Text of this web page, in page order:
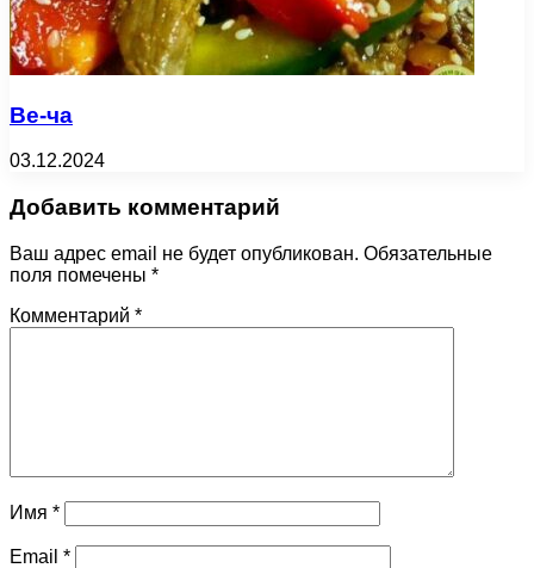
Ве-ча
03.12.2024
Добавить комментарий
Ваш адрес email не будет опубликован. Обязательные
поля помечены *
Комментарий *
Имя *
Email *